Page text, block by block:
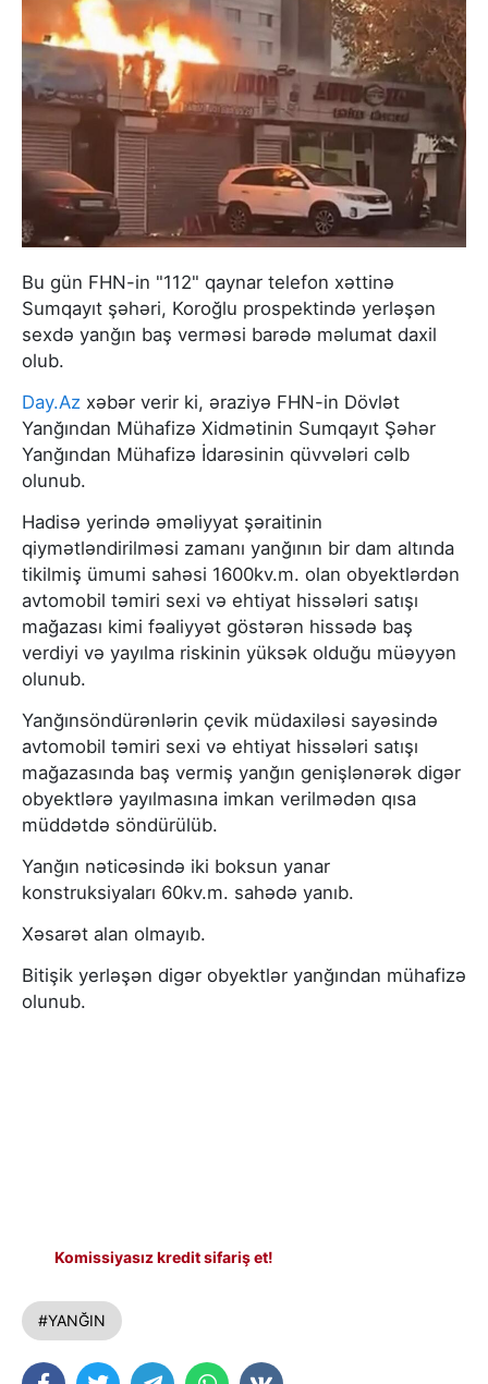
Bu gün FHN-in "112" qaynar telefon xəttinə
Sumqayıt şəhəri, Koroğlu prospektində yerləşən
sexdə yanğın baş verməsi barədə məlumat daxil
olub.
Day.Az xəbər verir ki, əraziyə FHN-in Dövlət
Yanğından Mühafizə Xidmətinin Sumqayıt Şəhər
Yanğından Mühafizə İdarəsinin qüvvələri cəlb
olunub.
Hadisə yerində əməliyyat şəraitinin
qiymətləndirilməsi zamanı yanğının bir dam altında
tikilmiş ümumi sahəsi 1600kv.m. olan obyektlərdən
avtomobil təmiri sexi və ehtiyat hissələri satışı
mağazası kimi fəaliyyət göstərən hissədə baş
verdiyi və yayılma riskinin yüksək olduğu müəyyən
olunub.
Yanğınsöndürənlərin çevik müdaxiləsi sayəsində
avtomobil təmiri sexi və ehtiyat hissələri satışı
mağazasında baş vermiş yanğın genişlənərək digər
obyektlərə yayılmasına imkan verilmədən qısa
müddətdə söndürülüb.
Yanğın nəticəsində iki boksun yanar
konstruksiyaları 60kv.m. sahədə yanıb.
Xəsarət alan olmayıb.
Bitişik yerləşən digər obyektlər yanğından mühafizə
olunub.
Komissiyasız kredit sifariş et!
#YANĞIN